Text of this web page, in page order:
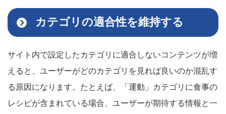
カテゴリの適合性を維持する
サイト内で設定したカテゴリに適合しないコンテンツが増
えると、ユーザーがどのカテゴリを見れば良いのか混乱す
る原因になります。たとえば、「運動」カテゴリに食事の
レシピが含まれている場合、ユーザーが期待する情報と一